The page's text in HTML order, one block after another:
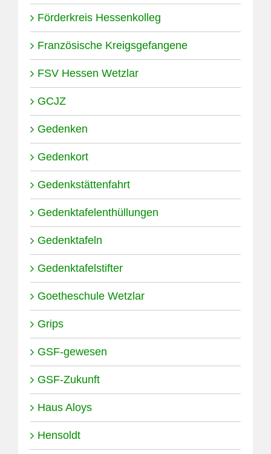
Förderkreis Hessenkolleg
Französische Kreigsgefangene
FSV Hessen Wetzlar
GCJZ
Gedenken
Gedenkort
Gedenkstättenfahrt
Gedenktafelenthüllungen
Gedenktafeln
Gedenktafelstifter
Goetheschule Wetzlar
Grips
GSF-gewesen
GSF-Zukunft
Haus Aloys
Hensoldt